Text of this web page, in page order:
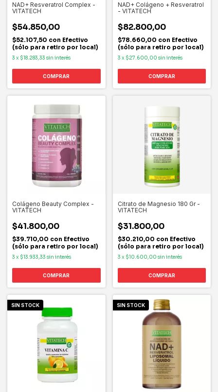
NAD+ Resveratrol Complex -
VITATECH
$54.850,00
$52.107,50 con Efectivo
(sólo para retiro por local)
3 x $18.283,33 sin interés
NAD+ Colágeno + Resveratrol
- VITATECH
$82.800,00
$78.660,00 con Efectivo
(sólo para retiro por local)
3 x $27.600,00 sin interés
Colágeno Beauty Complex -
VITATECH
$41.800,00
$39.710,00 con Efectivo
(sólo para retiro por local)
3 x $13.933,33 sin interés
Citrato de Magnesio 180 Gr -
VITATECH
$31.800,00
$30.210,00 con Efectivo
(sólo para retiro por local)
3 x $10.600,00 sin interés
SIN STOCK SIN STOCK